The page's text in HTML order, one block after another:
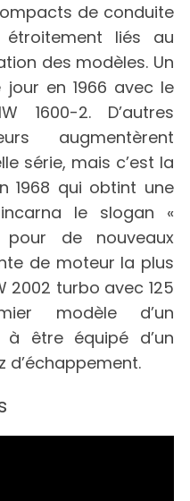
de conduite
liés au
des modèles. Un
en 1966 avec le
1600-2. D’autres
augmentèrent
série, mais c’est la
1968 qui obtint une
le slogan «
de nouveaux
de moteur la plus
2002 turbo avec 125
modèle d’un
à être équipé d’un